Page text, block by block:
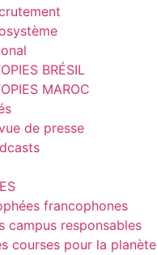
BRÉSIL
MAROC
de presse
francophones
campus responsables
courses pour la planète